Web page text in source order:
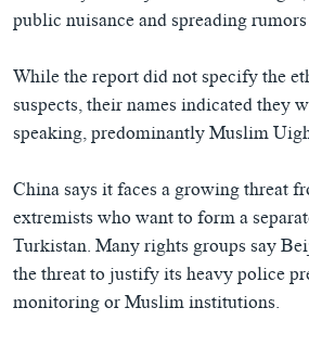
ཆབ་སྲིད་བཙོན་པ་ངོ་སྤྲོད།
གཞོན་སྐྱེས་དང་ཤེས་ཡོན།
འཕྲོད་བསྟེན་དང་དོན་ལྡན་གྱི་མི་ཚེ།
བུད་མེད།
སོ་ཡ་ལ། བོད་ཀྱི་གླུ་གཞས།
public nuisance and spreading
While the report did not specify the
suspects, their names indicated they
speaking, predominantly Muslim
China says it faces a growing threat
extremists who want to form a
Turkistan. Many rights groups say
the threat to justify its heavy police
monitoring or Muslim institutions.